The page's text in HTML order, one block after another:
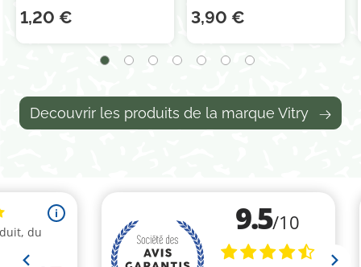
1,20 € 3,90 €
Decouvrir les produits de la marque Vitry